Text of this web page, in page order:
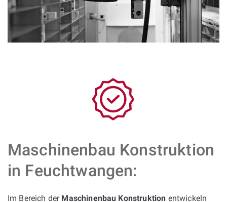
Maschinenbau Konstruktion
in Feuchtwangen:
Im Bereich der Maschinenbau Konstruktion entwickeln